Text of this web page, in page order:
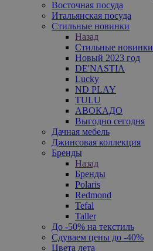
Восточная посуда
Итальянская посуда
Стильные новинки
Назад
Стильные новинки
Новый 2023 год
DE'NASTIA
Lucky
ND PLAY
TULU
АВОКАДО
Выгодно сегодня
Дачная мебель
Джинсовая коллекция
Бренды
Назад
Бренды
Polaris
Redmond
Tefal
Taller
До -50% на текстиль
Сдуваем цены до -40%
Цвета лета